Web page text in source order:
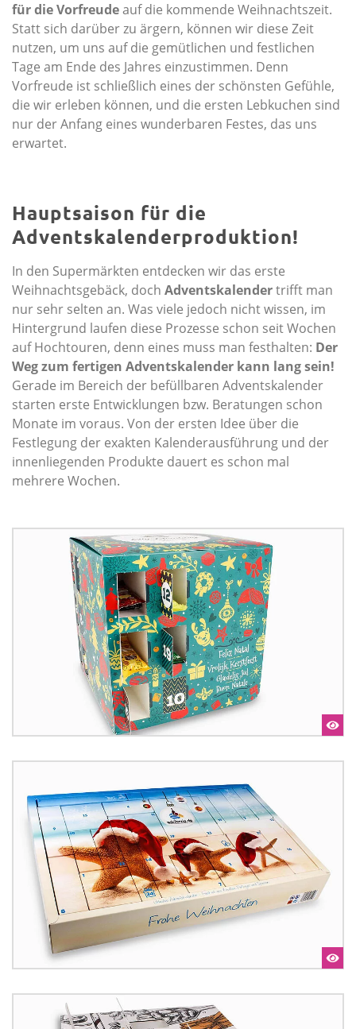
für die Vorfreudeauf die kommende Weihnachtszeit.
Statt sich darüber zu ärgern, können wir diese Zeit
nutzen, um uns auf die gemütlichen und festlichen
Tage am Ende des Jahres einzustimmen. Denn
Vorfreude ist schließlich eines der schönsten Gefühle,
die wir erleben können, und die ersten Lebkuchen sind
nur der Anfang eines wunderbaren Festes, das uns
erwartet.
Hauptsaison für die
Adventskalenderproduktion!
In den Supermärkten entdecken wir das erste
Weihnachtsgebäck, doch Adventskalendertrifft man
nur sehr selten an. Was viele jedoch nicht wissen, im
Hintergrund laufen diese Prozesse schon seit Wochen
auf Hochtouren, denn eines muss man festhalten: Der
Weg zum fertigen Adventskalender kann lang sein!
Gerade im Bereich der befüllbaren Adventskalender
starten erste Entwicklungen bzw. Beratungen schon
Monate im voraus. Von der ersten Idee über die
Festlegung der exakten Kalenderausführung und der
innenliegenden Produkte dauert es schon mal
mehrere Wochen.